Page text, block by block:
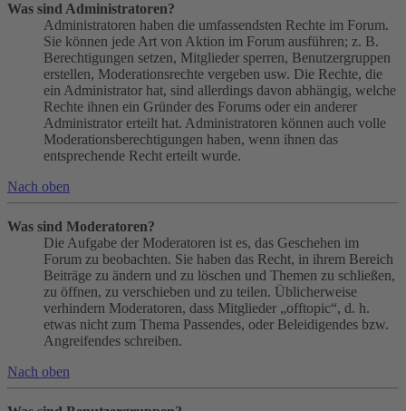
Was sind Administratoren?
Administratoren haben die umfassendsten Rechte im Forum.
Sie können jede Art von Aktion im Forum ausführen; z. B.
Berechtigungen setzen, Mitglieder sperren, Benutzergruppen
erstellen, Moderationsrechte vergeben usw. Die Rechte, die
ein Administrator hat, sind allerdings davon abhängig, welche
Rechte ihnen ein Gründer des Forums oder ein anderer
Administrator erteilt hat. Administratoren können auch volle
Moderationsberechtigungen haben, wenn ihnen das
entsprechende Recht erteilt wurde.
Nach oben
Was sind Moderatoren?
Die Aufgabe der Moderatoren ist es, das Geschehen im
Forum zu beobachten. Sie haben das Recht, in ihrem Bereich
Beiträge zu ändern und zu löschen und Themen zu schließen,
zu öffnen, zu verschieben und zu teilen. Üblicherweise
verhindern Moderatoren, dass Mitglieder „offtopic“, d. h.
etwas nicht zum Thema Passendes, oder Beleidigendes bzw.
Angreifendes schreiben.
Nach oben